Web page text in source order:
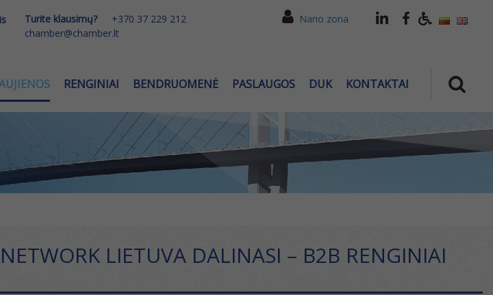
Turite klausimų?
+370 37 229 212
chamber@chamber.lt
Nario zona
RENGINIAI BENDRUOMENĖ PASLAUGOS DUK KONTAKTAI
LIETUVA DALINASI – B2B RENGINIAI